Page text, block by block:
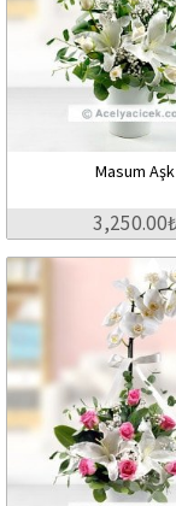
Masum Aşk
3,250.00₺